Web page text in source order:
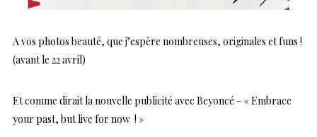
A vos photos beauté, que j’espère nombreuses, originales et funs !
(avant le 22 avril)
Et comme dirait la nouvelle publicité avec Beyoncé – « Embrace
your past, but live for now ! »